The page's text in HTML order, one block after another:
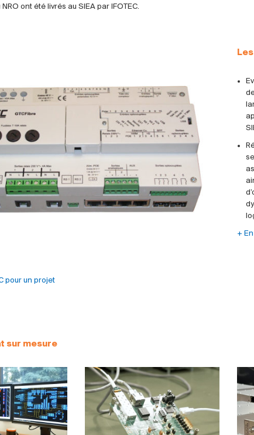
NRO ont été livrés au SIEA par IFOTEC.
+
pour un projet
sur mesure